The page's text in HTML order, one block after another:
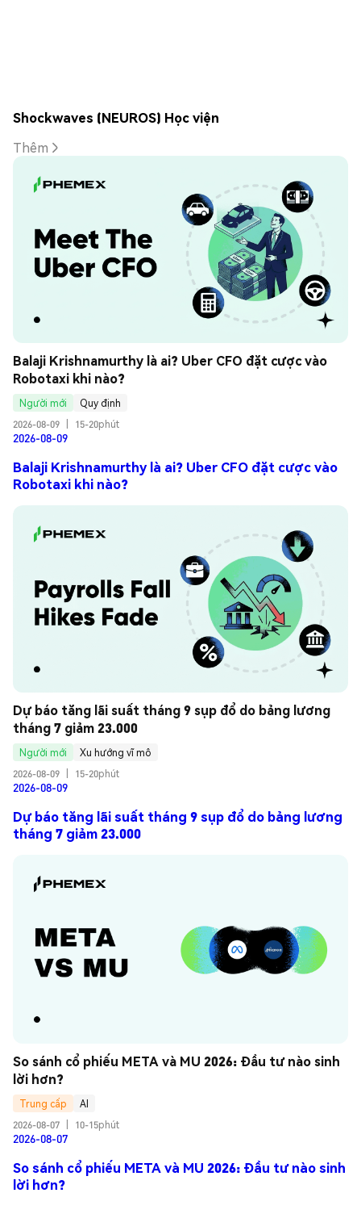
Shockwaves (NEUROS) Học viện
Thêm
Balaji Krishnamurthy là ai? Uber CFO đặt cược vào
Robotaxi khi nào?
Người mới
Quy định
2026-08-09
15-20phút
2026-08-09
Balaji Krishnamurthy là ai? Uber CFO đặt cược vào
Robotaxi khi nào?
Dự báo tăng lãi suất tháng 9 sụp đổ do bảng lương
tháng 7 giảm 23.000
Người mới
Xu hướng vĩ mô
2026-08-09
15-20phút
2026-08-09
Dự báo tăng lãi suất tháng 9 sụp đổ do bảng lương
tháng 7 giảm 23.000
So sánh cổ phiếu META và MU 2026: Đầu tư nào sinh
lời hơn?
Trung cấp
AI
2026-08-07
10-15phút
2026-08-07
So sánh cổ phiếu META và MU 2026: Đầu tư nào sinh
lời hơn?